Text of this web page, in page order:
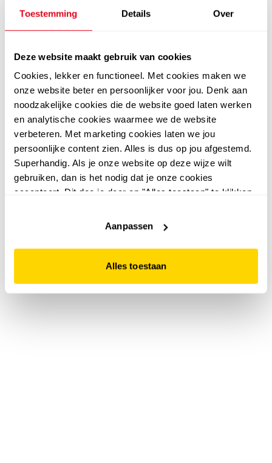
Toestemming Details Over
Deze website maakt gebruik van cookies
Cookies, lekker en functioneel. Met cookies maken we
onze website beter en persoonlijker voor jou. Denk aan
noodzakelijke cookies die de website goed laten werken
en analytische cookies waarmee we de website
verbeteren. Met marketing cookies laten we jou
persoonlijke content zien. Alles is dus op jou afgestemd.
Superhandig. Als je onze website op deze wijze wilt
gebruiken, dan is het nodig dat je onze cookies
accepteert. Dit doe je door op "Alles toestaan" te klikken.
website niet optimaal functioneert.
Aanpassen
Alles toestaan